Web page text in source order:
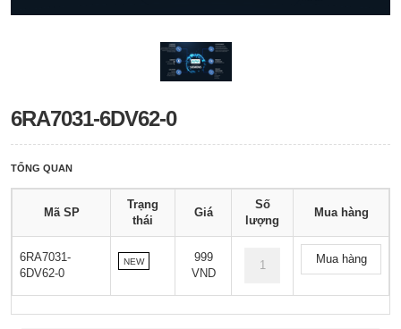
6RA7031-6DV62-0
TỔNG QUAN
Mã SP
Trạng
thái
Giá
Số
lượng
Mua hàng
6RA7031-
6DV62-0
NEW
999
VND
Mua hàng